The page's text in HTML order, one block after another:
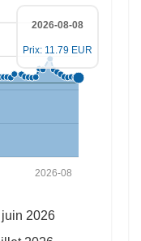
2026-08
2026-08-08
Prix: 11.79 EUR
2026